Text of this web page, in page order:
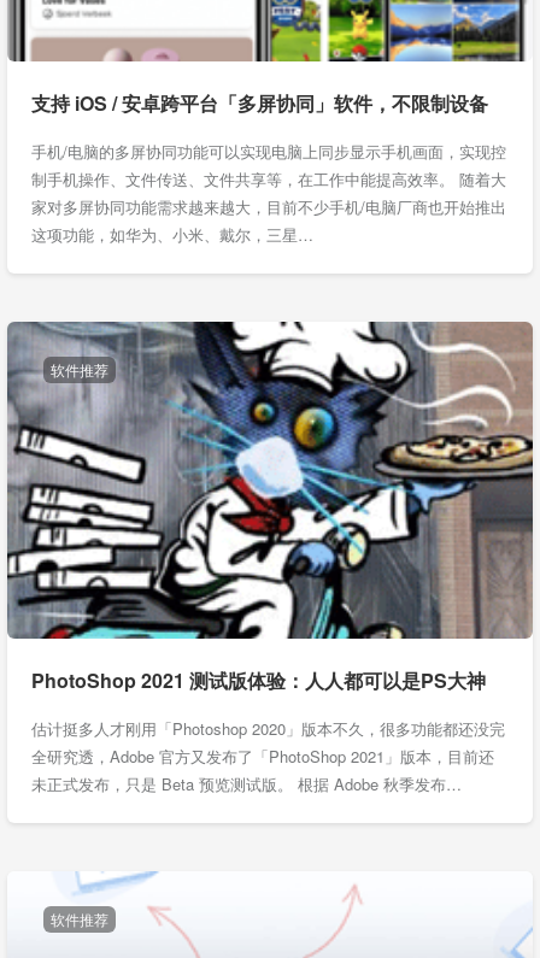
支持 iOS / 安卓跨平台「多屏协同」软件，不限制设备
手机/电脑的多屏协同功能可以实现电脑上同步显示手机画面，实现控
制手机操作、文件传送、文件共享等，在工作中能提高效率。 随着大
家对多屏协同功能需求越来越大，目前不少手机/电脑厂商也开始推出
这项功能，如华为、小米、戴尔，三星…
软件推荐
PhotoShop 2021 测试版体验：人人都可以是PS大神
估计挺多人才刚用「Photoshop 2020」版本不久，很多功能都还没完
全研究透，Adobe 官方又发布了「PhotoShop 2021」版本，目前还
未正式发布，只是 Beta 预览测试版。 根据 Adobe 秋季发布…
软件推荐